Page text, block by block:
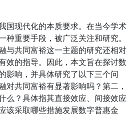
国现代化的本质要求。在当今学术
种重要手段，被广泛关注和研究。
与共同富裕这一主题的研究还相对
效的指导。因此，本文旨在探讨数
影响，并具体研究了以下三个问
对共同富裕有显著影响吗？第二，
么？具体指其直接效应、间接效应
该采取哪些措施发展数字普惠金